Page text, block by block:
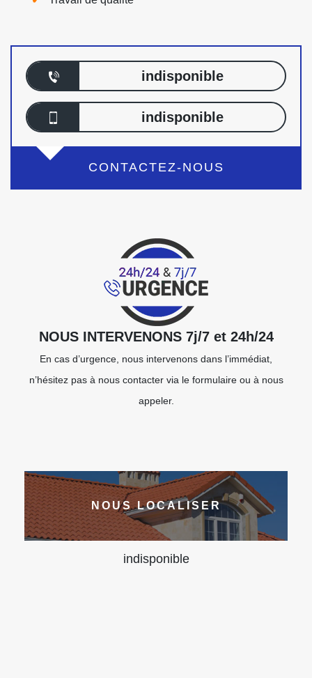
indisponible
indisponible
CONTACTEZ-NOUS
NOUS INTERVENONS 7j/7 et 24h/24
En cas d’urgence, nous intervenons dans l’immédiat,
n’hésitez pas à nous contacter via le formulaire ou à nous
appeler.
NOUS LOCALISER
indisponible